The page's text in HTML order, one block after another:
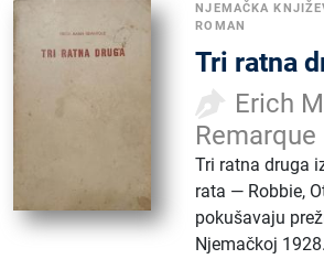
NJEMAČKA
ROMAN
Tri ratna
Erich
Remarque
Tri ratna druga
rata — Robbie,
pokušavaju
Njemačkoj